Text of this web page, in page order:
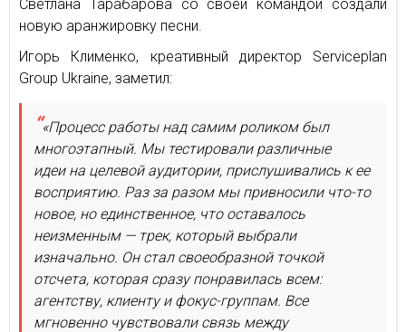
Светлана Тарабарова со своей командой создали
новую аранжировку песни.
Игорь Клименко, креативный директор Serviceplan
Group Ukraine, заметил:
«Процесс работы над самим роликом был
многоэтапный. Мы тестировали различные
идеи на целевой аудитории, прислушивались к ее
восприятию. Раз за разом мы привносили что-то
новое, но единственное, что оставалось
неизменным — трек, который выбрали
изначально. Он стал своеобразной точкой
отсчета, которая сразу понравилась всем:
агентству, клиенту и фокус-группам. Все
мгновенно чувствовали связь между